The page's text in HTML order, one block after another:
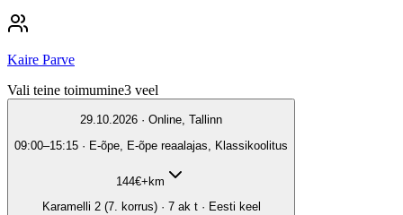
Kaire Parve
Vali teine toimumine3 veel
29.10.2026 · Online, Tallinn
09:00–15:15 · E-õpe, E-õpe reaalajas, Klassikoolitus
144€+km
Karamelli 2 (7. korrus) · 7 ak t · Eesti keel